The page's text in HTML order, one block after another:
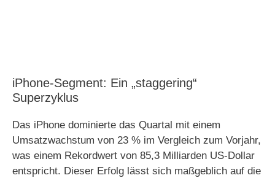
iPhone-Segment: Ein „staggering“
Superzyklus
Das iPhone dominierte das Quartal mit einem
Umsatzwachstum von 23 % im Vergleich zum Vorjahr,
was einem Rekordwert von 85,3 Milliarden US-Dollar
entspricht. Dieser Erfolg lässt sich maßgeblich auf die